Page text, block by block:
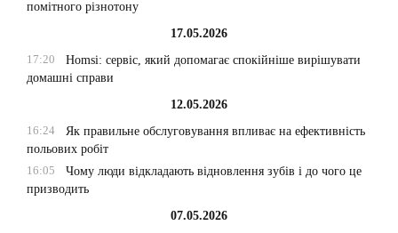
помітного різнотону
17.05.2026
17:20
Homsi: сервіс, який допомагає спокійніше вирішувати
домашні справи
12.05.2026
16:24
Як правильне обслуговування впливає на ефективність
польових робіт
16:05
Чому люди відкладають відновлення зубів і до чого це
призводить
07.05.2026